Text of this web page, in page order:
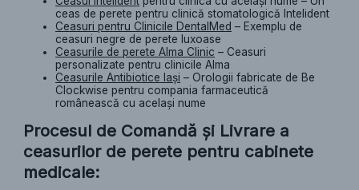
ceas de perete pentru clinică stomatologică Intelident
Ceasuri pentru Clinicile DentalMed – Exemplu de
ceasuri negre de perete luxoase
Ceasurile de perete Alma Clinic – Ceasuri
personalizate pentru clinicile Alma
Ceasurile Antibiotice Iași – Orologii fabricate de Be
Clockwise pentru compania farmaceutică
românească cu același nume
Procesul de Comandă și Livrare a
ceasurilor de perete pentru cabinete
medicale: